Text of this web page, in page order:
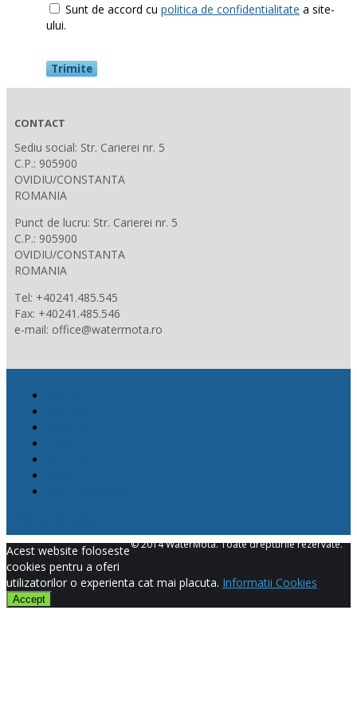
Sunt de accord cu politica de confidentialitate a site-
ului.
CONTACT
Sediu social: Str. Carierei nr. 5
C.P.: 905900
OVIDIU/CONSTANTA
ROMANIA
Punct de lucru: Str. Carierei nr. 5
C.P.: 905900
OVIDIU/CONSTANTA
ROMANIA
Tel: +40241.485.545
Fax: +40241.485.546
e-mail: office@watermota.ro
© 2014 WaterMota. Toate drepturile rezervate.
Acest website foloseste
cookies pentru a oferi
utilizatorilor o experienta cat mai placuta. Informatii Cookies
Accept